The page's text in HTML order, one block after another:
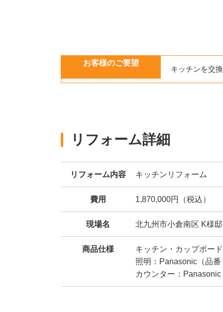
お客様のご要望
キッチンを交
リフォーム詳細
リフォーム内容 キッチンリフォーム
費用 1,870,000円（税込）
現場名 北九州市小倉南区 K様邸
商品仕様
キッチン・カップボー
照明：Panasonic（品
カウンター：